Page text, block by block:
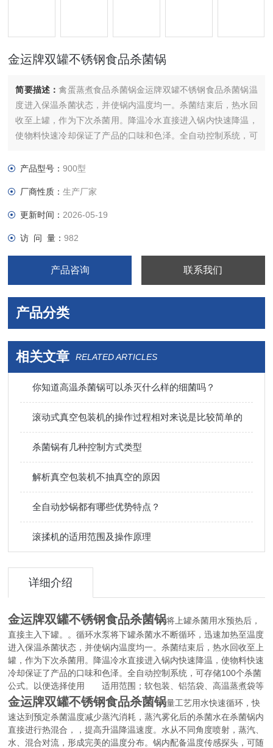
金运牌双罐不锈钢食品杀菌锅
简要描述：禽蛋蒸煮食品杀菌锅金运牌双罐不锈钢食品杀菌锅温
度进入保温杀菌状态，并使锅内温度均一。杀菌结束后，热水回
收至上罐，作为下次杀菌用。降温冷水直接进入锅内快速降温，
使物料快速冷却保证了产品的口味和色泽。全自动控制系统，可
袋、高温蒸煮袋等
产品型号：900型
厂商性质：生产厂家
更新时间： 2026-05-19
访 问 量：982
产品咨询 联系我们
产品分类
相关文章 RELATED ARTICLES
你知道高温杀菌锅可以杀灭什么样的细菌吗？
滚动式真空包装机的操作过程相对来说是比较简单的
杀菌锅有几种控制方式类型
解析真空包装机不抽真空的原因
全自动炒锅都有哪些优势特点？
滚揉机的适用范围及操作原理
详细介绍
金运牌双罐不锈钢食品杀菌锅将上罐杀菌用水预热后，
直接主入下罐。。循环水泵将下罐杀菌水不断循环，迅速加热至温度
进入保温杀菌状态，并使锅内温度均一。杀菌结束后，热水回收至上
罐，作为下次杀菌用。降温冷水直接进入锅内快速降温，使物料快速
冷却保证了产品的口味和色泽。全自动控制系统，可存储100个杀菌
公式。以便选择使用
适用范围；软包装、铝箔袋、高温蒸煮袋等
金运牌双罐不锈钢食品杀菌锅量工艺用水快速循环，快
速达到预定杀菌温度减少蒸汽消耗，蒸汽雾化后的杀菌水在杀菌锅内
直接进行热混合，，提高升温降温速度。水从不同角度喷射，蒸汽、
水、混合对流，形成完美的温度分布。锅内配备温度传感探头，可随